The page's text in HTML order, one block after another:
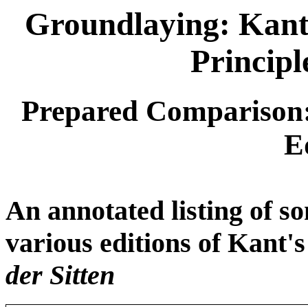
Groundlaying:
Prepared
An annotated listing of
various editions of
der Sitten